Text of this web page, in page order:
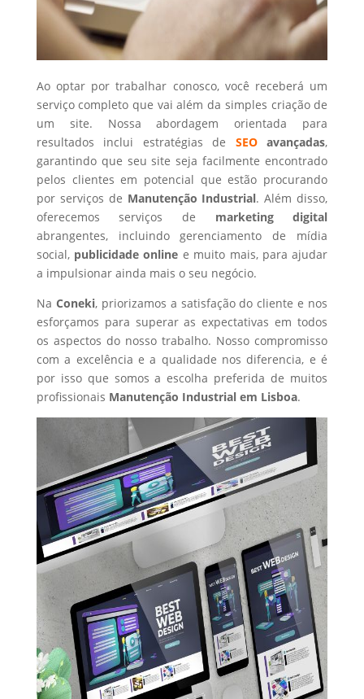
Ao optar por trabalhar conosco, você receberá um
serviço completo que vai além da simples criação de
um site. Nossa abordagem orientada para
resultados inclui estratégias de SEOavançadas,
garantindo que seu site seja facilmente encontrado
pelos clientes em potencial que estão procurando
por serviços de Manutenção Industrial. Além disso,
oferecemos serviços de marketing digital
abrangentes, incluindo gerenciamento de mídia
social, publicidade online e muito mais, para ajudar
a impulsionar ainda mais o seu negócio.
Na Coneki, priorizamos a satisfação do cliente e nos
esforçamos para superar as expectativas em todos
os aspectos do nosso trabalho. Nosso compromisso
com a excelência e a qualidade nos diferencia, e é
por isso que somos a escolha preferida de muitos
profissionais Manutenção Industrialem Lisboa.